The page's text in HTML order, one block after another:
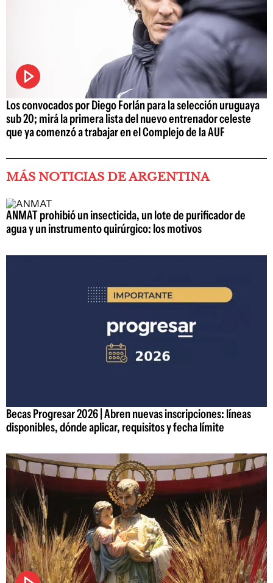
Los convocados por Diego Forlán para la selección uruguaya
sub 20; mirá la primera lista del nuevo entrenador celeste
que ya comenzó a trabajar en el Complejo de la AUF
MÁS NOTICIAS DE ARGENTINA
ANMAT prohibió un insecticida, un lote de purificador de
agua y un instrumento quirúrgico: los motivos
Becas Progresar 2026 | Abren nuevas inscripciones: líneas
disponibles, dónde aplicar, requisitos y fecha límite